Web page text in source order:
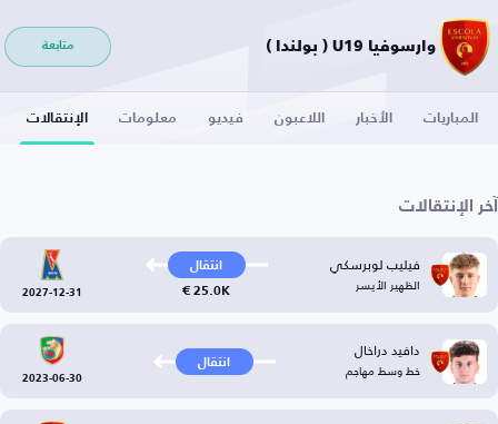
وارسوفيا U19 ( بولندا ) متابعة
المباريات الأخبار اللاعبون فيديو معلومات الإنتقالات
آخر الإنتقالات
فيليب لوبرسكي
الظهير الأيسر
انتقال
25.0K €
2027-12-31
دافيد دراخال
خط وسط مهاجم انتقال
2023-06-30